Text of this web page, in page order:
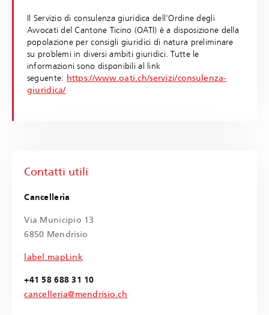
Il Servizio di consulenza giuridica dell'Ordine degli
Avvocati del Cantone Ticino (OATI) è a disposizione della
popolazione per consigli giuridici di natura preliminare
su problemi in diversi ambiti giuridici. Tutte le
informazioni sono disponibili al link
seguente: https://www.oati.ch/servizi/consulenza-
giuridica/
Contatti utili
Cancelleria
Via Municipio 13
6850 Mendrisio
label.mapLink
+41 58 688 31 10
cancelleria@mendrisio.ch